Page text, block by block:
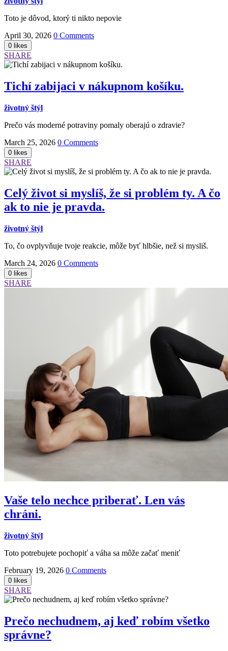
Toto je dôvod, ktorý ti nikto nepovie
April 30, 2026 0 Comments
SHARE
Tichí zabijaci v nákupnom košíku.
životný štýl
Prečo vás moderné potraviny pomaly oberajú o zdravie?
March 25, 2026 0 Comments
SHARE
Celý život si myslíš, že si problém ty. A čo
ak to nie je pravda.
životný štýl
To, čo ovplyvňuje tvoje reakcie, môže byť hlbšie, než si mysliš.
March 24, 2026 0 Comments
SHARE
Vaše telo nechce priberať. Len vás
chráni.
životný štýl
Toto potrebujete pochopiť a váha sa môže začať meniť
February 19, 2026 0 Comments
SHARE
Prečo nechudnem, aj keď robím všetko
správne?